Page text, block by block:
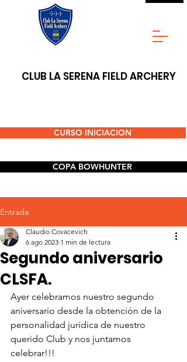
CLUB LA SERENA FIELD ARCHERY
CURSO INICIACION
COPA BOWHUNTER
Entrada
Segundo aniversario
CLSFA.
Claudio Covacevich
6 ago 2023 1 min de lectura
Ayer celebramos nuestro segundo
aniversario desde la obtención de la
personalidad jurídica de nuestro
querido Club y nos juntamos
celebrar!!!